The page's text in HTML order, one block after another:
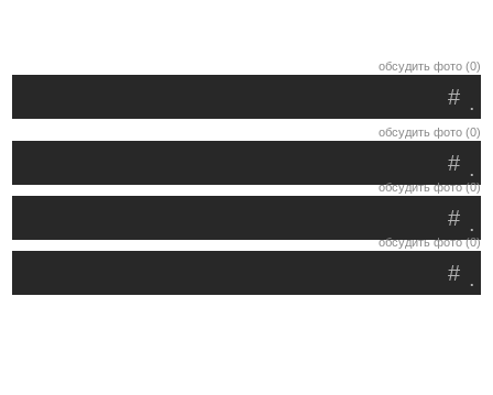
обсудить фото (0)
.
#
обсудить фото (0)
.
#
обсудить фото (0)
.
#
обсудить фото (0)
.
#